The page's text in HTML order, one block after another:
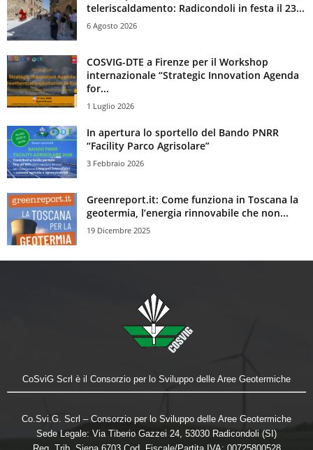
teleriscaldamento: Radicondoli in festa il 23...
6 Agosto 2026
COSVIG-DTE a Firenze per il Workshop
internazionale “Strategic Innovation Agenda
for...
1 Luglio 2026
In apertura lo sportello del Bando PNRR
“Facility Parco Agrisolare”
3 Febbraio 2026
Greenreport.it: Come funziona in Toscana la
geotermia, l’energia rinnovabile che non...
19 Dicembre 2025
CoSviG Scrl è il Consorzio per lo Sviluppo delle Aree Geotermiche
Co.Svi.G. Scrl – Consorzio per lo Sviluppo delle Aree Geotermiche
Sede Legale: Via Tiberio Gazzei 24, 53030 Radicondoli (SI)